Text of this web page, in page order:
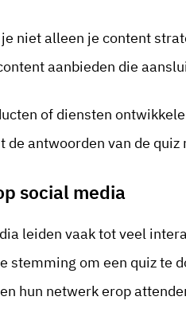
niet alleen je content
aanbieden die
of diensten
de antwoorden van de quiz
social media
leiden vaak tot veel
stemming om een quiz te
hun netwerk erop